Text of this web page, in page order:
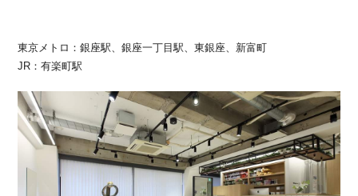
東京メトロ：銀座駅、銀座一丁目駅、東銀座、新富町
JR：有楽町駅